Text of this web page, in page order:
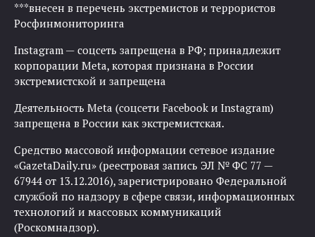
***внесен в перечень экстремистов и террористов
Росфинмониторинга
Instagram — соцсеть запрещена в РФ; принадлежит
корпорации Meta, которая признана в России
экстремистской и запрещена
Деятельность Meta (соцсети Facebook и Instagram)
запрещена в России как экстремистская.
Средство массовой информации сетевое издание
«GazetaDaily.ru» (реестровая запись ЭЛ № ФС 77 —
67944 от 13.12.2016), зарегистрировано Федеральной
службой по надзору в сфере связи, информационных
технологий и массовых коммуникаций
(Роскомнадзор).